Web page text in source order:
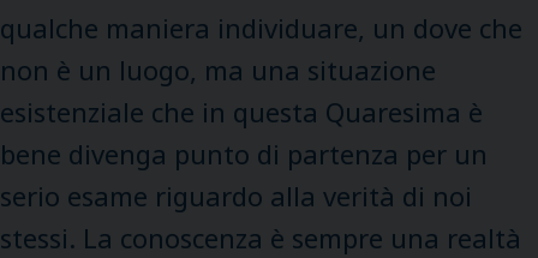
qualche maniera individuare, un dove che
non è un luogo, ma una situazione
esistenziale che in questa Quaresima è
bene divenga punto di partenza per un
serio esame riguardo alla verità di noi
stessi. La conoscenza è sempre una realtà